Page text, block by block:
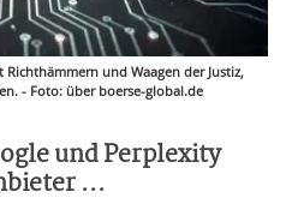
und Waagen der Justiz,
- Foto: über boerse-global.de
und Perplexity
...